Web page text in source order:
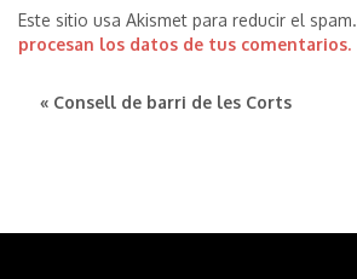
Este sitio usa Akismet para reducir el spam.
procesan los datos de tus comentarios.
« Consell de barri de les Corts